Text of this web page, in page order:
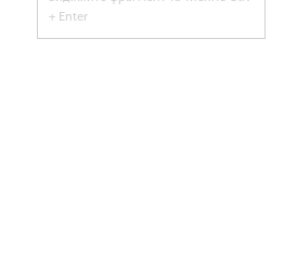
+ Enter